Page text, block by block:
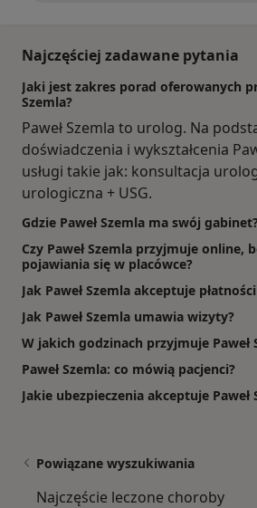
Najczęściej zadawane pytania
Jaki jest zakres porad oferowanych
Szemla?
Paweł Szemla to urolog. Na
doświadczenia i wykształcenia
usługi takie jak: konsultacja
urologiczna + USG.
Gdzie Paweł Szemla ma swój
Czy Paweł Szemla przyjmuje online,
pojawiania się w placówce?
Jak Paweł Szemla akceptuje
Jak Paweł Szemla umawia wizyty?
W jakich godzinach przyjmuje Paweł
Paweł Szemla: co mówią pacjenci?
Jakie ubezpieczenia akceptuje Paweł
Powiązane wyszukiwania
Najczęście leczone choroby